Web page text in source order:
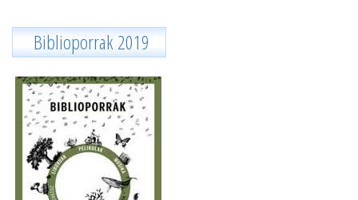
Biblioporrak 2019